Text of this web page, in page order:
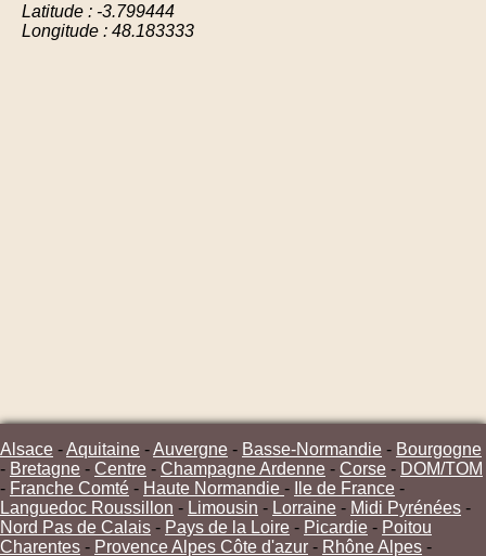
Latitude : -3.799444
Longitude : 48.183333
Alsace -Aquitaine -Auvergne - Basse-Normandie - Bourgogne
- Bretagne - Centre - Champagne Ardenne - Corse - DOM/TOM
- Franche Comté - Haute Normandie - Ile de France -
Languedoc Roussillon - Limousin - Lorraine - Midi Pyrénées -
Nord Pas de Calais - Pays de la Loire - Picardie - Poitou
Charentes - Provence Alpes Côte d'azur - Rhône Alpes -